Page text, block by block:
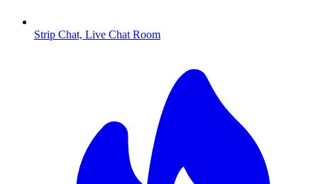
Strip Chat, Live Chat Room